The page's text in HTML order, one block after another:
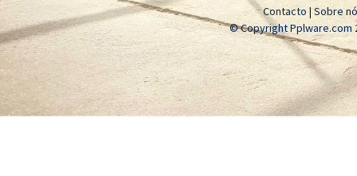
Contacto |Sobre
© Copyright Pplware.com